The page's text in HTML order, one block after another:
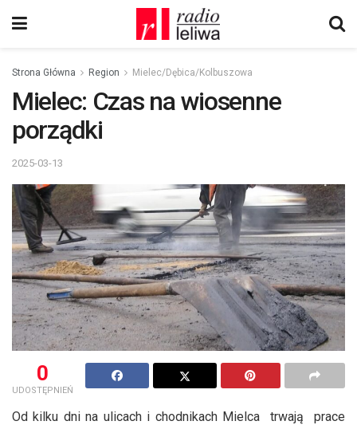
Strona Główna Region Mielec/Dębica/Kolbuszowa
Mielec: Czas na wiosenne
porządki
2025-03-13
0
UDOSTĘPNIEŃ
Od kilku dni na ulicach i chodnikach Mielca trwają prace